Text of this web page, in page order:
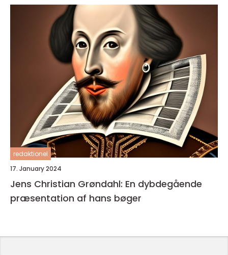
redaktionel
17. January 2024
Jens Christian Grøndahl: En dybdegående
præsentation af hans bøger